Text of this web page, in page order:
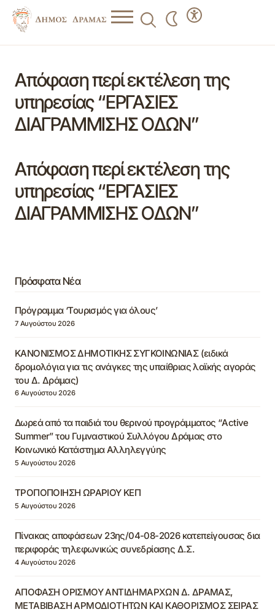
Απόφαση περί εκτέλεση της
υπηρεσίας “ΕΡΓΑΣΙΕΣ
ΔΙΑΓΡΑΜΜΙΣΗΣ ΟΔΩΝ”
Απόφαση περί εκτέλεση της
υπηρεσίας “ΕΡΓΑΣΙΕΣ
ΔΙΑΓΡΑΜΜΙΣΗΣ ΟΔΩΝ”
Πρόσφατα Νέα
Πρόγραμμα ‘Τουρισμός για όλους’
7 Αυγούστου 2026
ΚΑΝΟΝΙΣΜΟΣ ΔΗΜΟΤΙΚΗΣ ΣΥΓΚΟΙΝΩΝΙΑΣ (ειδικά
δρομολόγια για τις ανάγκες της υπαίθριας λαϊκής αγοράς
του Δ. Δράμας)
6 Αυγούστου 2026
Δωρεά από τα παιδιά του θερινού προγράμματος “Active
Summer” του Γυμναστικού Συλλόγου Δράμας στο
Κοινωνικό Κατάστημα Αλληλεγγύης
5 Αυγούστου 2026
ΤΡΟΠΟΠΟΙΗΣΗ ΩΡΑΡΙΟΥ ΚΕΠ
5 Αυγούστου 2026
Πίνακας αποφάσεων 23ης/04-08-2026 κατεπείγουσας δια
περιφοράς τηλεφωνικώς συνεδρίασης Δ.Σ.
4 Αυγούστου 2026
ΑΠΟΦΑΣΗ ΟΡΙΣΜΟΥ ΑΝΤΙΔΗΜΑΡΧΩΝ Δ. ΔΡΑΜΑΣ,
ΜΕΤΑΒΙΒΑΣΗ ΑΡΜΟΔΙΟΤΗΤΩΝ ΚΑΙ ΚΑΘΟΡΙΣΜΟΣ ΣΕΙΡΑΣ